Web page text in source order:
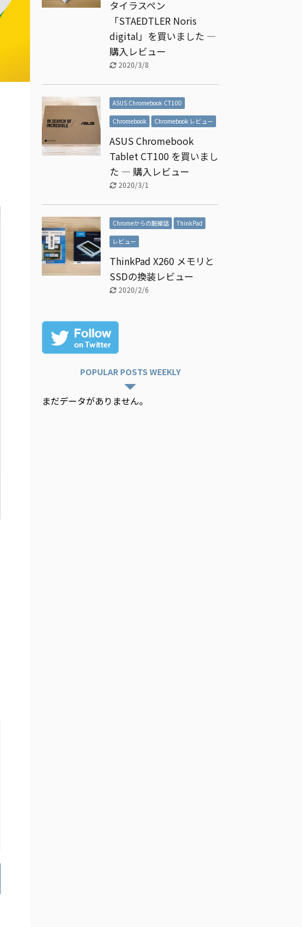
タイラスペン
「STAEDTLER Noris
digital」を買いました ―
購入レビュー
2020/3/8
ASUS Chromebook CT100
Chromebook Chromebook レビュー
ASUS Chromebook
Tablet CT100 を買いまし
た ― 購入レビュー
2020/3/1
Chromeからの脱線話 ThinkPad
レビュー
ThinkPad X260 メモリと
SSDの換装レビュー
2020/2/6
POPULAR POSTS WEEKLY
まだデータがありません。